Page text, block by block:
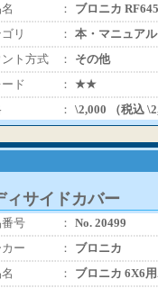
：
ブロニカ
リ
： 本・マニュア
ント方式
：
その他
ド
： ★★
： \2,000 （税込
ィサイドカバー
号 ： No. 20499
ー
：
ブロニカ
：
ブロニカ 6X6